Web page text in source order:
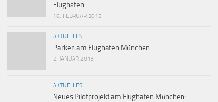
Flughafen
16. FEBRUAR 2015
AKTUELLES
Parken am Flughafen München
2. JANUAR 2013
AKTUELLES
Neues Pilotprojekt am Flughafen München: